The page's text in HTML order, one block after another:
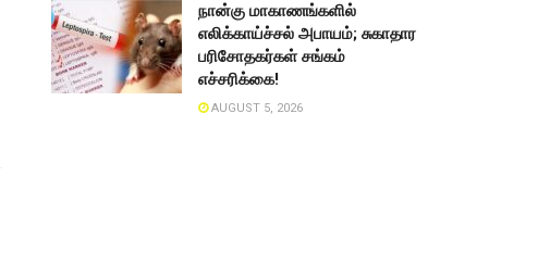
நான்கு மாகாணங்களில்
எலிக்காய்ச்சல் அபாயம்; சுகாதார
பரிசோதகர்கள் சங்கம்
எச்சரிக்கை!
AUGUST 5, 2026